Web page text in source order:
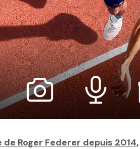
de Roger Federer depuis 2014